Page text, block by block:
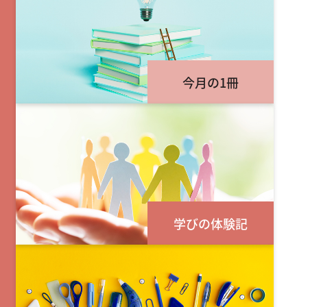
今月の1冊
学びの体験記